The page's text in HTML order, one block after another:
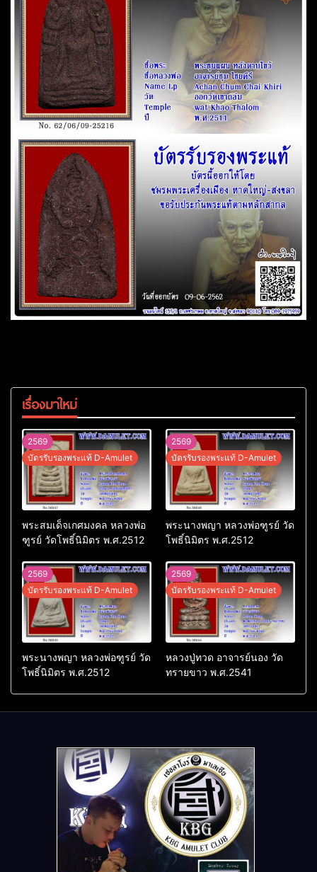
เรื่องมาใหม่
2569
บัตรรับรองพระแท้ D-Amulet
พระสมเด็จเกศมงคล หลวงพ่อ
ฑูรย์ วัดโพธิ์นิมิตร พ.ศ.2512
2569
บัตรรับรองพระแท้ D-Amulet
พระนางพญา หลวงพ่อฑูรย์ วัด
โพธิ์นิมิตร พ.ศ.2512
2569
บัตรรับรองพระแท้ D-Amulet
พระนางพญา หลวงพ่อฑูรย์ วัด
โพธิ์นิมิตร พ.ศ.2512
2569
บัตรรับรองพระแท้ D-Amulet
หลวงปู่ทวด อาจารย์นอง วัด
ทรายขาว พ.ศ.2541